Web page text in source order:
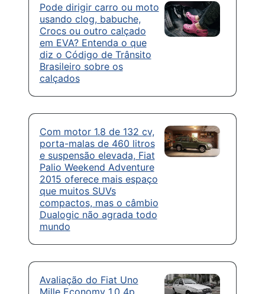
Pode dirigir carro ou moto
usando clog, babuche,
Crocs ou outro calçado
em EVA? Entenda o que
diz o Código de Trânsito
Brasileiro sobre os
calçados
Com motor 1.8 de 132 cv,
porta-malas de 460 litros
e suspensão elevada, Fiat
Palio Weekend Adventure
2015 oferece mais espaço
que muitos SUVs
compactos, mas o câmbio
Dualogic não agrada todo
mundo
Avaliação do Fiat Uno
Mille Economy 1.0 4p